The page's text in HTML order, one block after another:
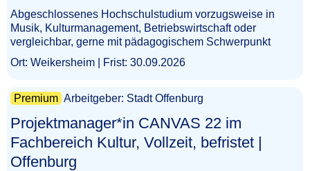
Abgeschlossenes Hochschulstudium vorzugsweise in
Musik, Kulturmanagement, Betriebswirtschaft oder
vergleichbar, gerne mit pädagogischem Schwerpunkt
Ort: Weikersheim | Frist: 30.09.2026
Premium Arbeitgeber: Stadt Offenburg
Projektmanager*in CANVAS 22 im
Fachbereich Kultur, Vollzeit, befristet |
Offenburg​‌‌‌‌​‌​‌‌​‌​​​‌​​​